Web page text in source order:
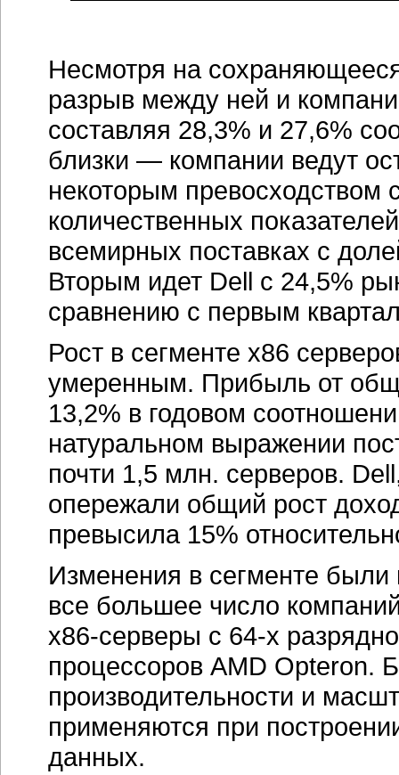
Несмотря на
разрыв между ней и
составляя 28,3% и 27,6%
близки — компании ведут
некоторым превосходством
количественных
всемирных поставках с
Вторым идет Dell с 24,5%
сравнению с первым
Рост в сегменте х86
умеренным. Прибыль от
13,2% в годовом
натуральном выражении
почти 1,5 млн. серверов.
опережали общий рост
превысила 15%
Изменения в сегменте
все большее число
х86-серверы с 64-х
процессоров AMD Opteron.
производительности и
применяются при
данных.